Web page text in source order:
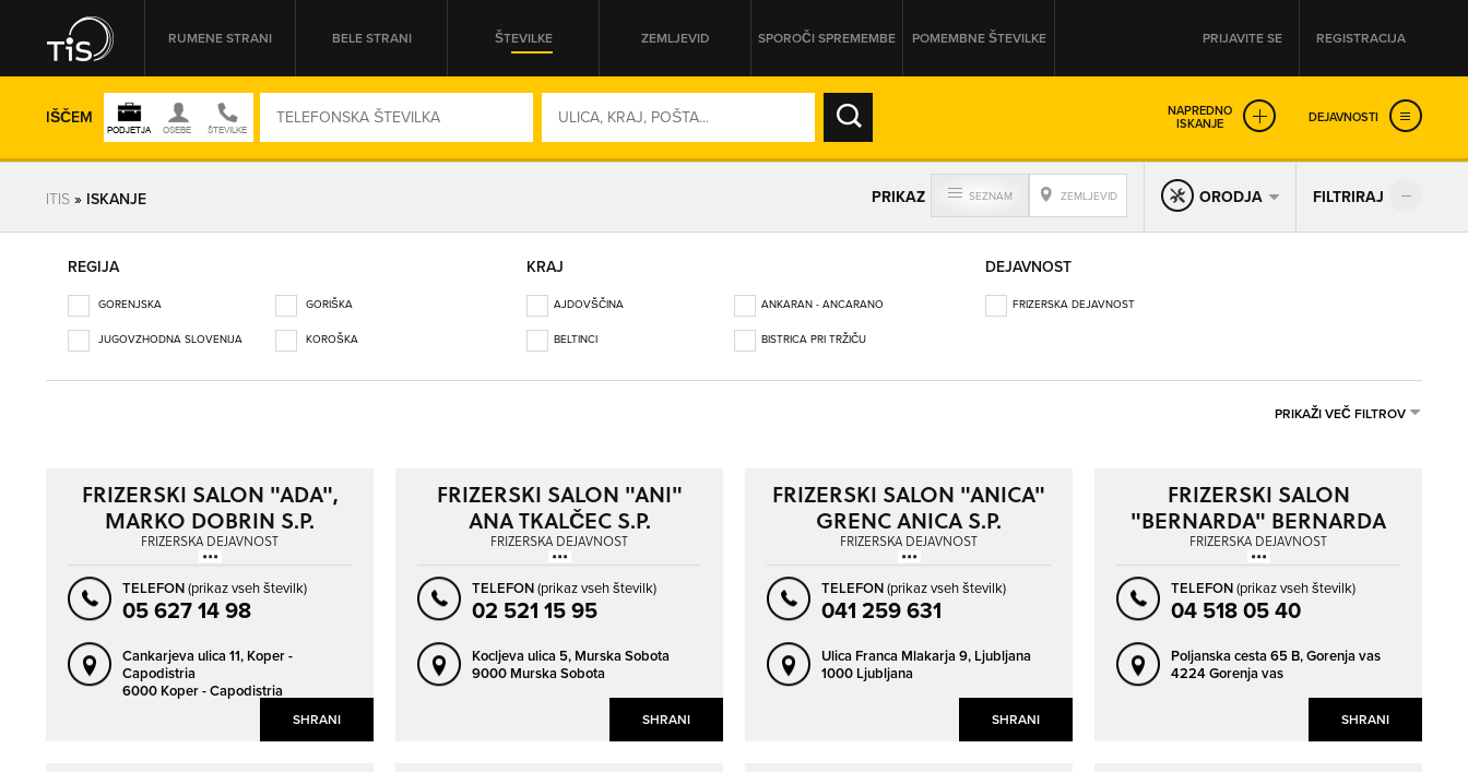
RUMENE STRANI BELE STRANI ŠTEVILKE ZEMLJEVID SPOROČI SPREMEMBE POMEMBNE ŠTEVILKE PRIJAVITE SE REGISTRACIJA
IŠČEM NAPREDNO
ISKANJE DEJAVNOSTI
OMREŽNA ŠT.
OD
URA
PRIKAŽI PODJETJA KI IMAJO
ITIS » ISKANJE FILTRIRAJ
ORODJA
PRIKAZ SEZNAM ZEMLJEVID
REGIJA
GORENJSKA GORIŠKA
JUGOVZHODNA SLOVENIJA KOROŠKA
NAPREJ NAZAJ
KRAJ
AJDOVŠČINA ANKARAN - ANCARANO
BELTINCI BISTRICA PRI TRŽIČU
CERKNO ČRNOMELJ
DIVAČA
DRAVOGRAD GORNJA RADGONA
GROSUPLJE HRASTNIK
IDRIJA ILIRSKA BISTRICA
IZLAKE
NAPREJ NAZAJ
DEJAVNOST
FRIZERSKA DEJAVNOST
NAPREJ
PRIKAŽI VEČ FILTROV
SHRANI
FRIZERSKI SALON "ADA",
MARKO DOBRIN S.P.
FRIZERSKA DEJAVNOST
TELEFON(prikaz vseh številk)
05 627 14 98
Cankarjeva ulica 11, Koper -
Capodistria
6000 Koper - Capodistria
SHRANI
FRIZERSKI SALON "ANI"
ANA TKALČEC S.P.
FRIZERSKA DEJAVNOST
TELEFON(prikaz vseh številk)
02 521 15 95
Kocljeva ulica 5, Murska Sobota
9000 Murska Sobota
SHRANI
FRIZERSKI SALON "ANICA"
GRENC ANICA S.P.
FRIZERSKA DEJAVNOST
TELEFON(prikaz vseh številk)
041 259 631
Ulica Franca Mlakarja 9, Ljubljana
1000 Ljubljana
SHRANI
FRIZERSKI SALON
"BERNARDA" BERNARDA
BEVK S.P.
FRIZERSKA DEJAVNOST
TELEFON(prikaz vseh številk)
04 518 05 40
Poljanska cesta 65 B,Gorenja vas
4224 Gorenja vas